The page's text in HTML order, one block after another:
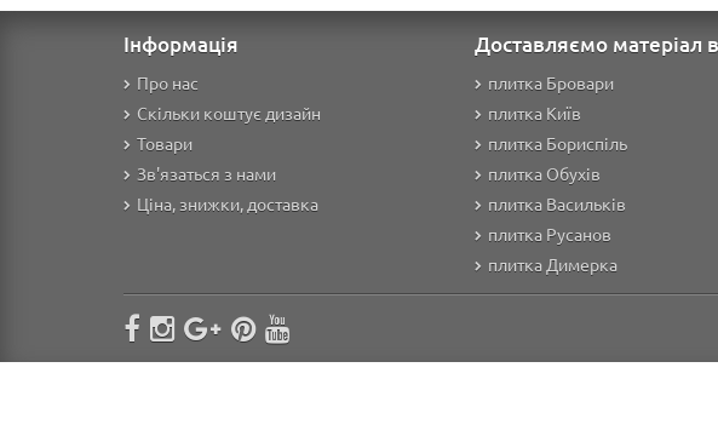
Інформація
Про нас
Скільки коштує дизайн
Товари
Зв'язаться з нами
Ціна, знижки, доставка
Доставляємо матеріал
плитка Бровари
плитка Київ
плитка Бориспіль
плитка Обухів
плитка Васильків
плитка Русанов
плитка Димерка